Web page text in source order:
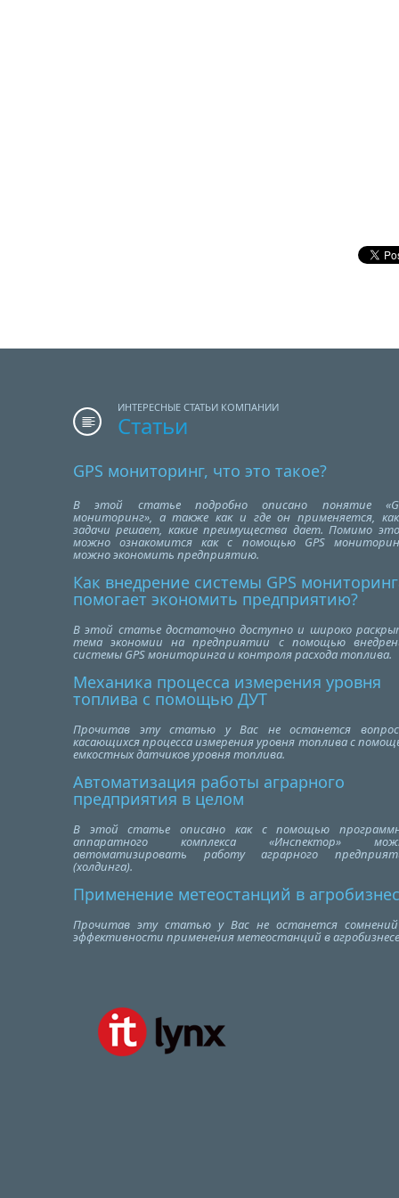
ИНТЕРЕСНЫЕ СТАТЬИ КОМПАНИИ
Статьи
GPS мониторинг, что это такое?
В этой статье подробно описано понятие
мониторинг», а также как и где он применяется,
задачи решает, какие преимущества дает. Помимо
можно ознакомится как с помощью GPS
можно экономить предприятию.
Как внедрение системы GPS
помогает экономить предприятию?
В этой статье достаточно доступно и широко
тема экономии на предприятии с помощью
системы GPS мониторинга и контроля расхода топлива.
Механика процесса измерения уровня
топлива с помощью ДУТ
Прочитав эту статью у Вас не останется
касающихся процесса измерения уровня топлива с
емкостных датчиков уровня топлива.
Автоматизация работы аграрного
предприятия в целом
В этой статье описано как с помощью
аппаратного комплекса «Инспектор»
автоматизировать работу аграрного
(холдинга).
Применение метеостанций в
Прочитав эту статью у Вас не останется
эффективности применения метеостанций в